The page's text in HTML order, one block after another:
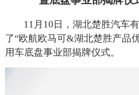
11 月10日 ，湖北楚胜汽车
了“欧航欧马可&湖北楚胜产品
用车底盘事业部揭牌仪式。